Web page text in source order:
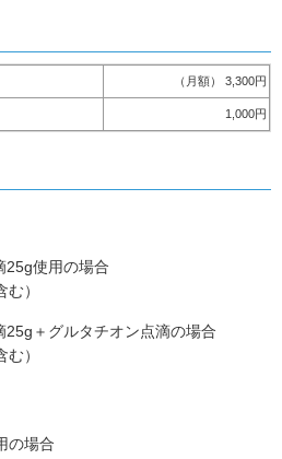
（月額） 3,300円
1,000円
25g使用の場合
）
＋グルタチオン点滴の場合
）
の場合